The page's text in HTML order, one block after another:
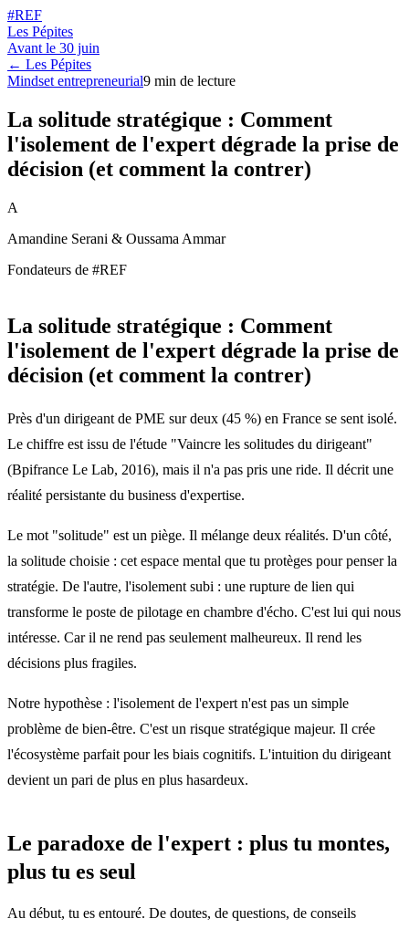
#REF
Les Pépites
Avant le 30 juin
← Les Pépites
Mindset entrepreneurial9 min de lecture
La solitude stratégique : Comment
l'isolement de l'expert dégrade la prise de
décision (et comment la contrer)
A
Amandine Serani & Oussama Ammar
Fondateurs de #REF
La solitude stratégique : Comment
l'isolement de l'expert dégrade la prise de
décision (et comment la contrer)
Près d'un dirigeant de PME sur deux (45 %) en France se sent isolé.
Le chiffre est issu de l'étude "Vaincre les solitudes du dirigeant"
(Bpifrance Le Lab, 2016), mais il n'a pas pris une ride. Il décrit une
réalité persistante du business d'expertise.
Le mot "solitude" est un piège. Il mélange deux réalités. D'un côté,
la solitude choisie : cet espace mental que tu protèges pour penser la
stratégie. De l'autre, l'isolement subi : une rupture de lien qui
transforme le poste de pilotage en chambre d'écho. C'est lui qui nous
intéresse. Car il ne rend pas seulement malheureux. Il rend les
décisions plus fragiles.
Notre hypothèse : l'isolement de l'expert n'est pas un simple
problème de bien-être. C'est un risque stratégique majeur. Il crée
l'écosystème parfait pour les biais cognitifs. L'intuition du dirigeant
devient un pari de plus en plus hasardeux.
Le paradoxe de l'expert : plus tu montes,
plus tu es seul
Au début, tu es entouré. De doutes, de questions, de conseils